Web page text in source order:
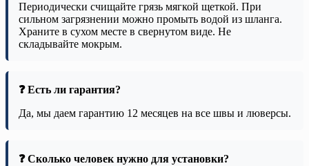
Периодически счищайте грязь мягкой щеткой. При
сильном загрязнении можно промыть водой из шланга.
Храните в сухом месте в свернутом виде. Не
складывайте мокрым.
❓ Есть ли гарантия?
Да, мы даем гарантию 12 месяцев на все швы и люверсы.
❓ Сколько человек нужно для установки?